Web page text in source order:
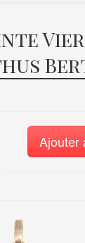
Ajouter